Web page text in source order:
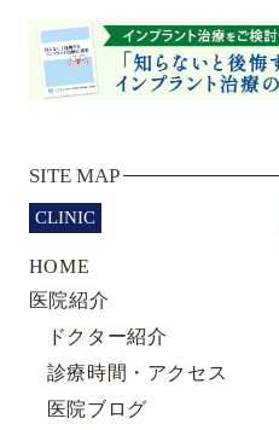
SITE MAP
CLINIC
HOME
医院紹介
ドクター紹介
診療時間・アクセス
医院ブログ